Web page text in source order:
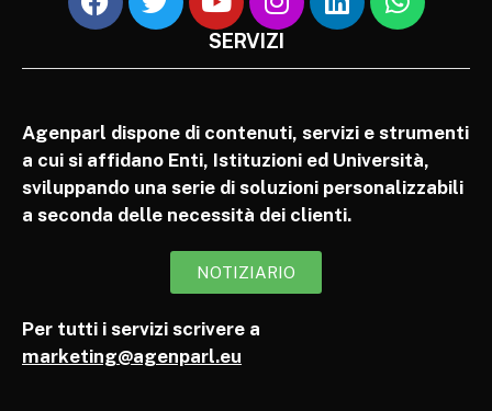
SERVIZI
Agenparl dispone di contenuti, servizi e strumenti
a cui si affidano Enti, Istituzioni ed Università,
sviluppando una serie di soluzioni personalizzabili
a seconda delle necessità dei clienti.
NOTIZIARIO
Per tutti i servizi scrivere a
marketing@agenparl.eu